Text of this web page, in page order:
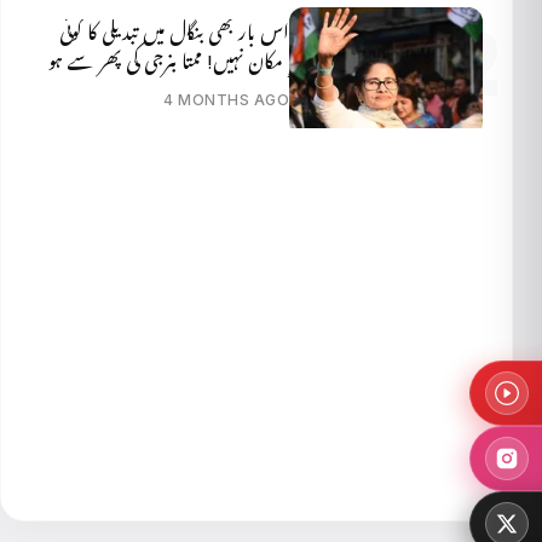
اس بار بھی بنگال میں تبدیلی کا کوئی
امکان نہیں! ممتا بنرجی کی پھر سے ہو
گی جیت
4 MONTHS AGO